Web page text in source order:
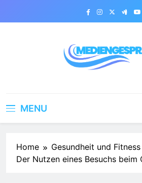
MENU
Home
Gesundheit und Fitness
Der Nutzen eines Besuchs beim